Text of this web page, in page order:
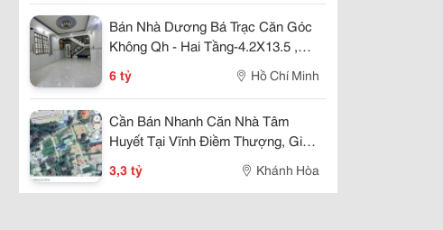
Bán Nhà Dương Bá Trạc Căn Góc
Không Qh - Hai Tầng-4.2X13.5 ,
6 tỷ Hồ Chí Minh
Cần Bán Nhanh Căn Nhà Tâm
Huyết Tại Vĩnh Điềm Thượng, Giá
3,3 tỷ Khánh Hòa